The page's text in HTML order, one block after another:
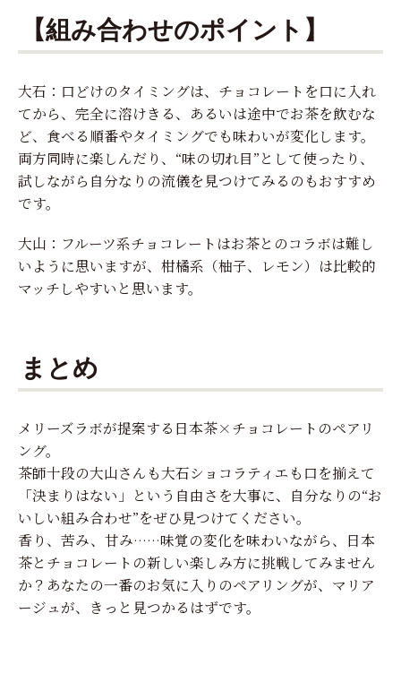
【組み合わせのポイント】
大石：口どけのタイミングは、チョコレートを口に入れ
てから、完全に溶けきる、あるいは途中でお茶を飲むな
ど、食べる順番やタイミングでも味わいが変化します。
両方同時に楽しんだり、“味の切れ目”として使ったり、
試しながら自分なりの流儀を見つけてみるのもおすすめ
です。
大山：フルーツ系チョコレートはお茶とのコラボは難し
いように思いますが、柑橘系（柚子、レモン）は比較的
マッチしやすいと思います。
まとめ
メリーズラボが提案する日本茶×チョコレートのペアリ
ング。
茶師十段の大山さんも大石ショコラティエも口を揃えて
「決まりはない」という自由さを大事に、自分なりの“お
いしい組み合わせ”をぜひ見つけてください。
香り、苦み、甘み……味覚の変化を味わいながら、日本
茶とチョコレートの新しい楽しみ方に挑戦してみません
か？あなたの一番のお気に入りのペアリングが、マリア
ージュが、きっと見つかるはずです。